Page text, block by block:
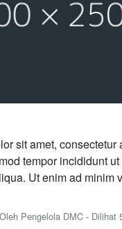
sit amet, consectetur
tempor incididunt
Ut enim ad minim
Pengelola DMC - Dilihat